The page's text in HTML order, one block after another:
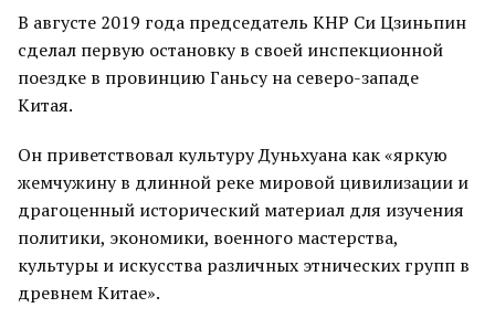
В августе 2019 года председатель КНР Си Цзиньпин
сделал первую остановку в своей инспекционной
поездке в провинцию Ганьсу на северо-западе
Китая.
Он приветствовал культуру Дуньхуана как «яркую
жемчужину в длинной реке мировой цивилизации и
драгоценный исторический материал для изучения
политики, экономики, военного мастерства,
культуры и искусства различных этнических групп в
древнем Китае».